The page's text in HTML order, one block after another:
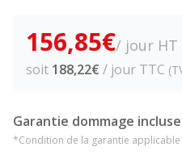
156,85€/ jour HT
soit 188,22€ / jour TTC
Garantie dommage
*Condition de la garantie applicable